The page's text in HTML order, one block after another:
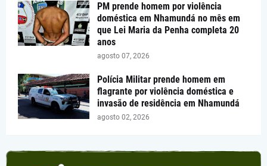
PM prende homem por violência
doméstica em Nhamundá no mês em
que Lei Maria da Penha completa 20
anos
agosto 07, 2026
Polícia Militar prende homem em
flagrante por violência doméstica e
invasão de residência em Nhamundá
agosto 02, 2026